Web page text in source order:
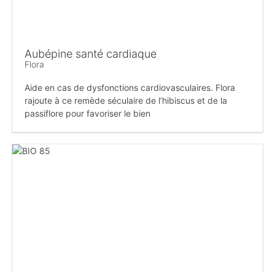
Aubépine santé cardiaque
Flora
Aide en cas de dysfonctions cardiovasculaires. Flora
rajoute à ce remède séculaire de l’hibiscus et de la
passiflore pour favoriser le bien